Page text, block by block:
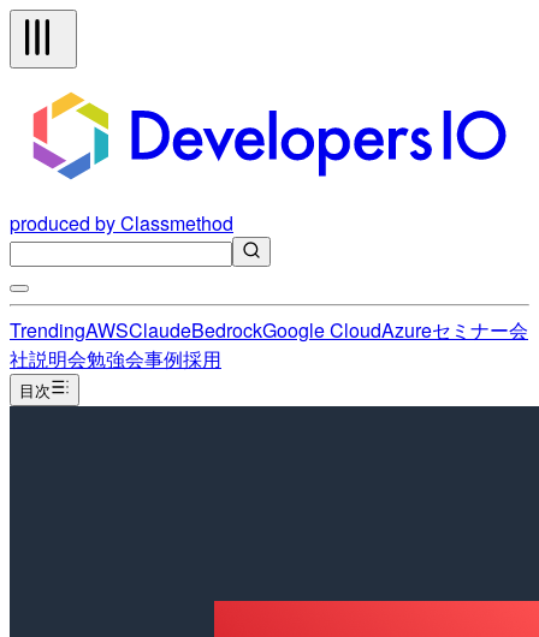
produced by Classmethod
TrendingAWSClaudeBedrockGoogle CloudAzureセミナー会
社説明会勉強会事例採用
目次